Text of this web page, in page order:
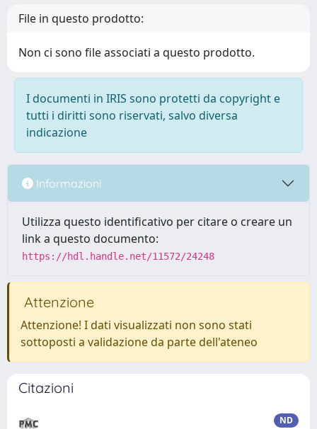
File in questo prodotto:
Non ci sono file associati a questo prodotto.
I documenti in IRIS sono protetti da copyright e
tutti i diritti sono riservati, salvo diversa
indicazione
Informazioni
Utilizza questo identificativo per citare o creare un
link a questo documento:
https://hdl.handle.net/11572/24248
Attenzione
Attenzione! I dati visualizzati non sono stati
sottoposti a validazione da parte dell'ateneo
Citazioni
ND